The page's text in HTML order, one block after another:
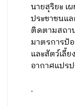
นายสุริยะ เ
ประชาชนแ
ติดตามสถา
มาตรการป้
และสัตว์เลี้
อากาศแปร
.